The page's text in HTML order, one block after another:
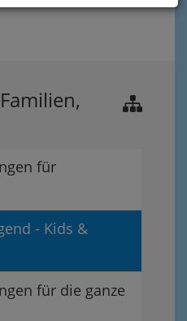
für
- Kids &
für die ganze